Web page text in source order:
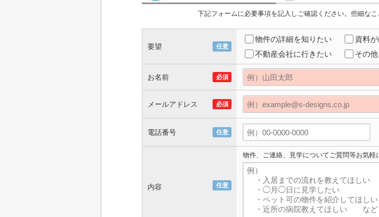
下記フォームに必要事項を記入しご確認ください。些細な
要望 任意
物件の詳細を知りたい 資料
不動産会社に行きたい
その他
お名前 必須
メールアドレス 必須
電話番号 任意
内容 任意
物件、ご連絡、見学についてご質問等お気軽